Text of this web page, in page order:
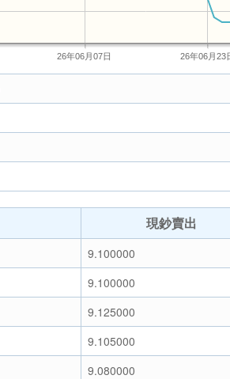
26年06月07日 26年06月23
現鈔賣出
9.100000
9.100000
9.125000
9.105000
9.080000